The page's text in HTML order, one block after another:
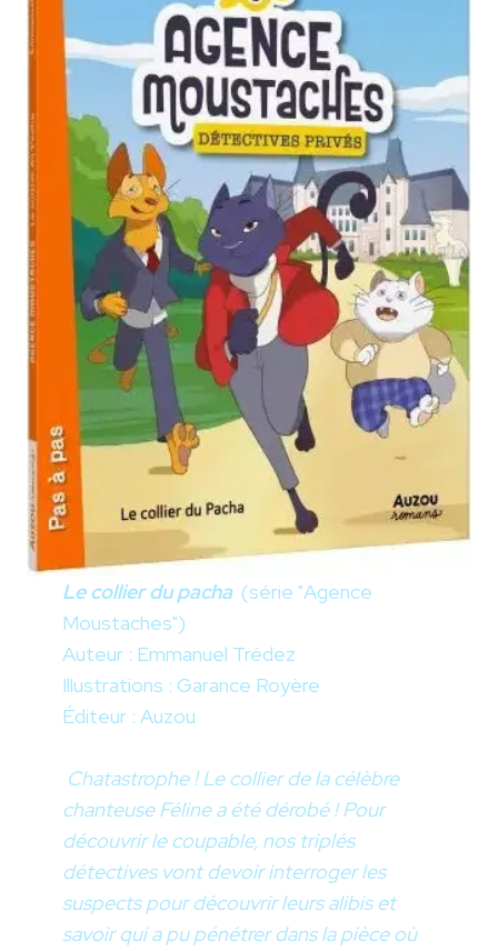
Le collier du pacha (série "Agence
Moustaches")
Auteur : Emmanuel Trédez
Illustrations : Garance Royère
Éditeur : Auzou
Chatastrophe ! Le collier de la célèbre
chanteuse Féline a été dérobé ! Pour
découvrir le coupable, nos triplés
détectives vont devoir interroger les
suspects pour découvrir leurs alibis et
savoir qui a pu pénétrer dans la pièce où